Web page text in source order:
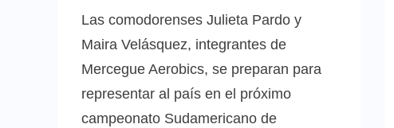
Las comodorenses Julieta Pardo y
Maira Velásquez, integrantes de
Mercegue Aerobics, se preparan para
representar al país en el próximo
campeonato Sudamericano de